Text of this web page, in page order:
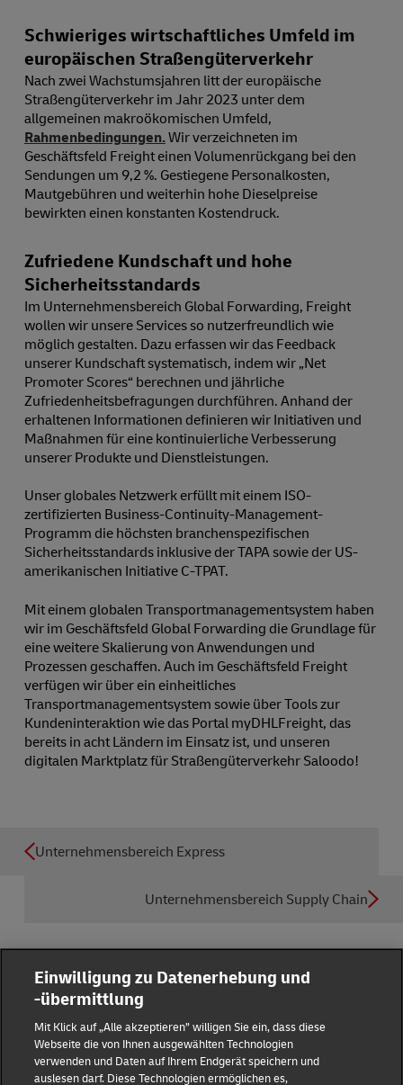
Schwieriges wirtschaftliches Umfeld im
europäischen Straßengüterverkehr
Nach zwei Wachstumsjahren litt der europäische
Straßengüterverkehr im Jahr 2023 unter dem
allgemeinen makroökomischen Umfeld,
Rahmenbedingungen.Wir verzeichneten im
Geschäftsfeld Freight einen Volumenrückgang bei den
Sendungen um 9,2 %. Gestiegene Personalkosten,
Mautgebühren und weiterhin hohe Dieselpreise
bewirkten einen konstanten Kostendruck.
Zufriedene Kundschaft und hohe
Sicherheitsstandards
Im Unternehmensbereich Global Forwarding, Freight
wollen wir unsere Services so nutzerfreundlich wie
möglich gestalten. Dazu erfassen wir das Feedback
unserer Kundschaft systematisch, indem wir „Net
Promoter Scores“ berechnen und jährliche
Zufriedenheitsbefragungen durchführen. Anhand der
erhaltenen Informationen definieren wir Initiativen und
Maßnahmen für eine kontinuierliche Verbesserung
unserer Produkte und Dienstleistungen.
Unser globales Netzwerk erfüllt mit einem ISO-
zertifizierten Business-Continuity-Management-
Programm die höchsten branchenspezifischen
Sicherheitsstandards inklusive der TAPA sowie der US-
amerikanischen Initiative C-TPAT.
Mit einem globalen Transportmanagementsystem haben
wir im Geschäftsfeld Global Forwarding die Grundlage für
eine weitere Skalierung von Anwendungen und
Prozessen geschaffen. Auch im Geschäftsfeld Freight
verfügen wir über ein einheitliches
Transportmanagementsystem sowie über Tools zur
Kundeninteraktion wie das Portal myDHLFreight, das
bereits in acht Ländern im Einsatz ist, und unseren
digitalen Marktplatz für Straßengüterverkehr Saloodo!
Unternehmensbereich Express
Unternehmensbereich Supply Chain
Reporting Hub
Impressum
Einwilligung zu Datenerhebung und
-übermittlung
Mit Klick auf „Alle akzeptieren” willigen Sie ein, dass diese
Webseite die von Ihnen ausgewählten Technologien
verwenden und Daten auf Ihrem Endgerät speichern und
auslesen darf. Diese Technologien ermöglichen es,